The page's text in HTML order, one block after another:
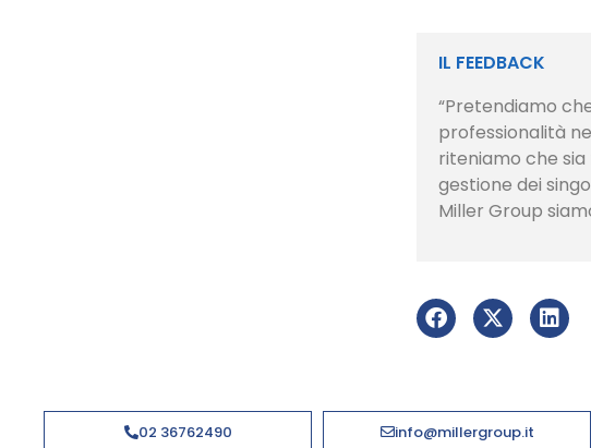
IL FEEDBACK
“Pretendiamo
professionalità
riteniamo che
gestione dei
Miller Group
02 36762490 info@millergroup.it